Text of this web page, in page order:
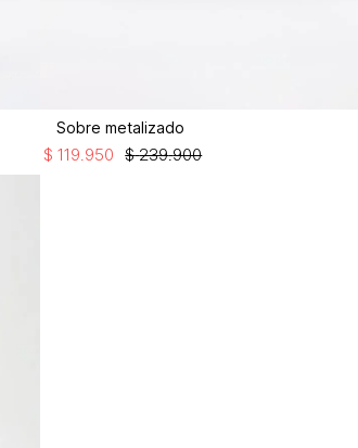
Sobre metalizado
$ 239.900
$ 119.950